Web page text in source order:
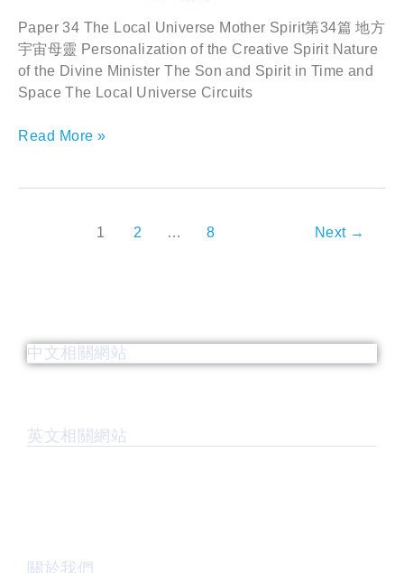
Paper 34 The Local Universe Mother Spirit第34篇 地方
宇宙母靈 Personalization of the Creative Spirit Nature
of the Divine Minister The Son and Spirit in Time and
Space The Local Universe Circuits
方
宇
宙
母
靈
Read More »
1 2 … 8 Next →
中文相關網站
英文相關網站
關於我們